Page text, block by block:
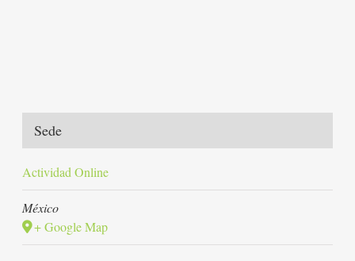
Sede
Actividad Online
México
+ Google Map